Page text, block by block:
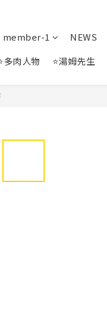
member-1 NEWS
多肉人物 ⭐湯姆先生